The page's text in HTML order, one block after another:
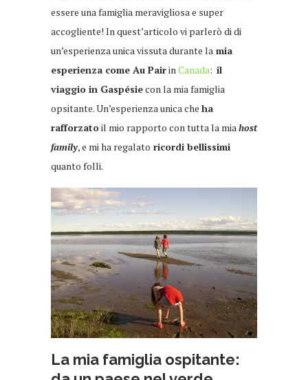
essere una famiglia meravigliosa e super
accogliente! In quest’articolo vi parlerò di di
un’esperienza unica vissuta durante la mia
esperienza come Au PairinCanada: il
viaggio in Gaspésiecon la mia famiglia
opsitante. Un’esperienza unica che ha
rafforzatoil mio rapporto con tutta la miahost
family, e mi ha regalato ricordi bellissimi
quanto folli.
La mia famiglia ospitante: